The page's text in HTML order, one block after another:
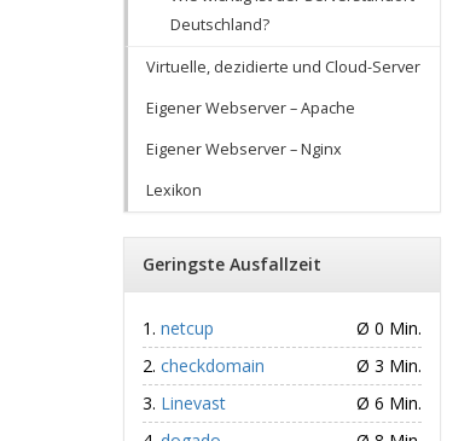
Deutschland?
Virtuelle, dezidierte und Cloud-Server
Eigener Webserver – Apache
Eigener Webserver – Nginx
Lexikon
Geringste Ausfallzeit
netcup
Ø 0 Min.
checkdomain
Ø 3 Min.
Linevast
Ø 6 Min.